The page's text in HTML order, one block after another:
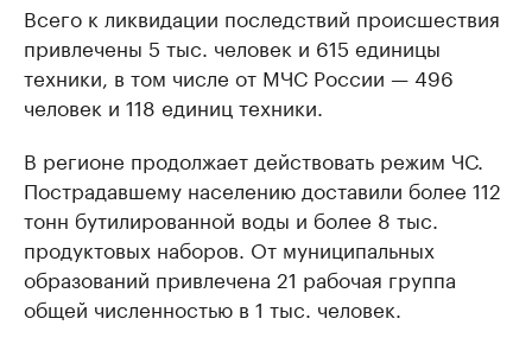
Всего к ликвидации последствий происшествия
привлечены 5 тыс. человек и 615 единицы
техники, в том числе от МЧС России — 496
человек и 118 единиц техники.
В регионе продолжает действовать режим ЧС.
Пострадавшему населению доставили более 112
тонн бутилированной воды и более 8 тыс.
продуктовых наборов. От муниципальных
образований привлечена 21 рабочая группа
общей численностью в 1 тыс. человек.